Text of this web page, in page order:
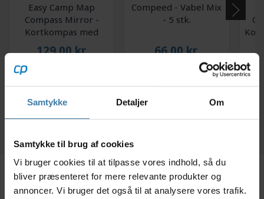
Samtykke Detaljer Om
Samtykke til brug af cookies
Vi bruger cookies til at tilpasse vores indhold, så du
bliver præsenteret for mere relevante produkter og
annoncer. Vi bruger det også til at analysere vores trafik.
Easy Camp Map
Compass Mirror -
Kortkompas med
spejl
129,00kr.
+10 på lager
Compeed - Vabel Mix
- 5 stk.
66,00kr.
Forventet leveringstid:
14 dage
Beskrivelse Specifikationer